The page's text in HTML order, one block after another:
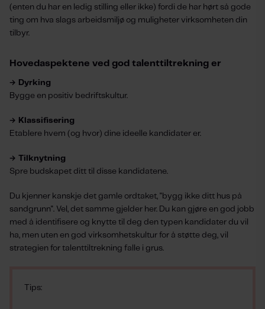
(enten du har en ledig stilling eller ikke) fordi de har hørt så gode
ting om hva slags arbeidsmiljø og muligheter virksomheten din
tilbyr.
Hovedaspektene ved god talenttiltrekning er
→ Dyrking
Bygge en positiv bedriftskultur.
→ Klassifisering
Etablere hvem (og hvor) dine ideelle kandidater er.
→ Tilknytning
Spre budskapet ditt til disse kandidatene.
Du kjenner kanskje det gamle ordtaket, "bygg ikke ditt hus på
sandgrunn". Vel, det samme gjelder her. Du kan gjøre en god jobb
med å identifisere og knytte til deg den typen kandidater du vil
ha, men uten en god virksomhetskultur for å støtte deg, vil
strategien for talenttiltrekning falle i grus.
Tips: